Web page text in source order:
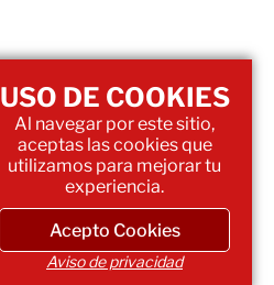
USO DE COOKIES
Al navegar por este sitio,
aceptas las cookies que
utilizamos para mejorar tu
experiencia.
Acepto Cookies
Aviso de privacidad